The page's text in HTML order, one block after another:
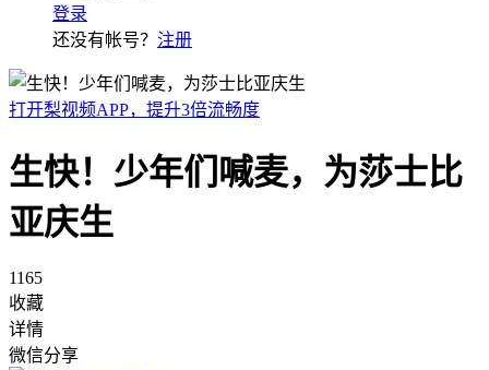
登录
还没有帐号？ 注册
打开梨视频APP，提升3倍流畅度
生快！少年们喊麦，为莎士比
亚庆生
1165
收藏
详情
微信分享